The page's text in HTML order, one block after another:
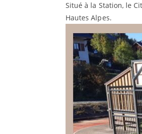
Situé à la Station, le
Hautes Alpes.